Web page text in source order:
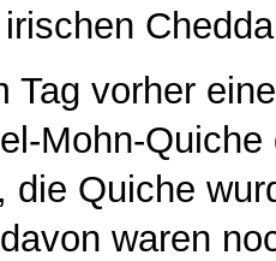
Tag vorher
Mohn-
die Quiche
waren